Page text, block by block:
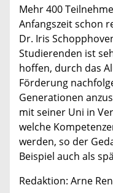
Mehr 400
Anfangszeit schon
Dr. Iris
Studierenden ist
hoffen, durch das
Förderung
Generationen
mit seiner Uni in
welche
werden, so der
Beispiel auch als
Redaktion: Arne